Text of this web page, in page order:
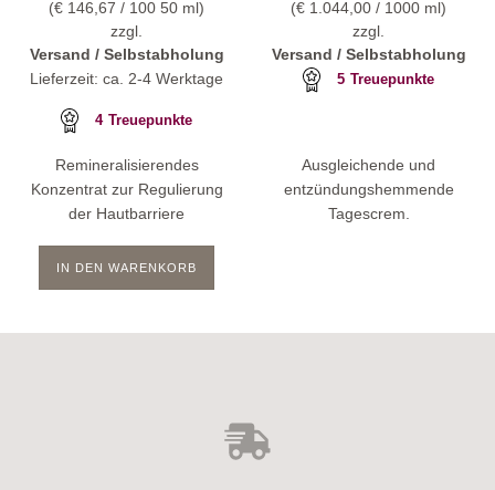
(€ 146,67 / 100 50 ml)
zzgl.
Versand / Selbstabholung
Lieferzeit: ca. 2-4 Werktage
4 Treuepunkte
Remineralisierendes
Konzentrat zur Regulierung
der Hautbarriere
IN DEN WARENKORB
(€ 1.044,00/ 1000 ml)
zzgl.
Versand / Selbstabholung
5 Treuepunkte
Ausgleichende und
entzündungshemmende
Tagescrem.